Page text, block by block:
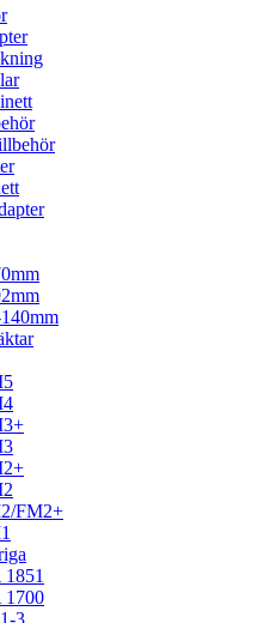
FM2+
1700
3